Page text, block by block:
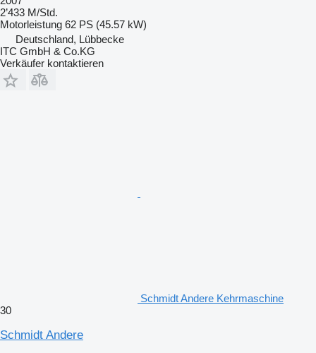
2’433 M/Std.
Motorleistung 62 PS (45.57 kW)
Deutschland, Lübbecke
ITC GmbH & Co.KG
Verkäufer kontaktieren
Schmidt Andere Kehrmaschine
30
Schmidt Andere